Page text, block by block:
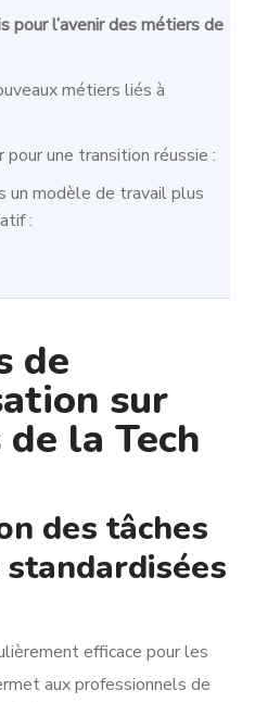
l’avenir des métiers de
métiers liés à
une transition réussie :
un modèle de travail plus
:
de
sur
la Tech
des tâches
efficace pour les
aux professionnels de